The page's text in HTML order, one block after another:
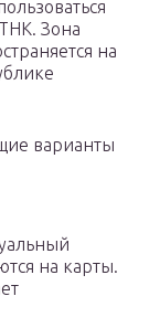
Зона
на
варианты
на карты.